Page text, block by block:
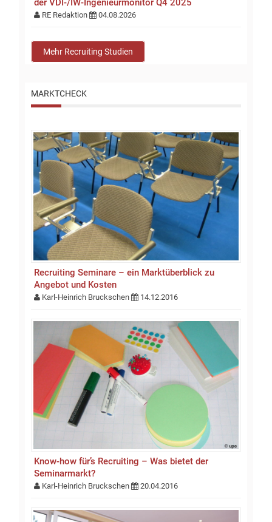
der VDI-/IW-Ingenieurmonitor Q4 2025
RE Redaktion 04.08.2026
Mehr Recruiting Studien
MARKTCHECK
Recruiting Seminare – ein Marktüberblick zu
Angebot und Kosten
Karl-Heinrich Bruckschen 14.12.2016
Know-how für’s Recruiting – Was bietet der
Seminarmarkt?
Karl-Heinrich Bruckschen 20.04.2016